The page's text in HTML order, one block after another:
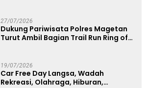
27/07/2026
Dukung Pariwisata Polres Magetan
Turut Ambil Bagian Trail Run Ring of
19/07/2026
Car Free Day Langsa, Wadah
Rekreasi, Olahraga, Hiburan,